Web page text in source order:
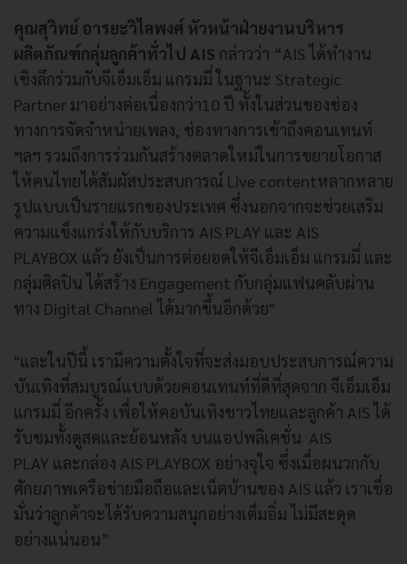
คุณสุวิทย์ อารยะวิไลพงศ์ หัวหน้าฝ่ายงานบริหาร
ผลิตภัณฑ์กลุ่มลูกค้าทั่วไป AIS กล่าวว่า “AIS ได้ทำงาน
เชิงลึกร่วมกับจีเอ็มเอ็ม แกรมมี่ ในฐานะ Strategic
Partner มาอย่างต่อเนื่องกว่า10 ปี ทั้งในส่วนของช่อง
ทางการจัดจำหน่ายเพลง, ช่องทางการเข้าถึงคอนเทนท์
ฯลฯ รวมถึงการร่วมกันสร้างตลาดใหม่ในการขยายโอกาส
ให้คนไทยได้สัมผัสประสบการณ์ Live contentหลากหลาย
รูปแบบเป็นรายแรกของประเทศ ซึ่งนอกจากจะช่วยเสริม
ความแข็งแกร่งให้กับบริการ AIS PLAY และ AIS
PLAYBOX แล้ว ยังเป็นการต่อยอดให้จีเอ็มเอ็ม แกรมมี่ และ
กลุ่มศิลปิน ได้สร้าง Engagement กับกลุ่มแฟนคลับผ่าน
ทาง Digital Channel ได้มากขึ้นอีกด้วย"
"และในปีนี้ เรามีความตั้งใจที่จะส่งมอบประสบการณ์ความ
บันเทิงที่สมบูรณ์แบบด้วยคอนเทนท์ที่ดีที่สุดจาก จีเอ็มเอ็ม
แกรมมี่ อีกครั้ง เพื่อให้คอบันเทิงชาวไทยและลูกค้า AIS ได้
รับชมทั้งดูสดและย้อนหลัง บนแอปพลิเคชั่น AIS
PLAY และกล่อง AIS PLAYBOX อย่างจุใจ ซึ่งเมื่อผนวกกับ
ศักยภาพเครือข่ายมือถือและเน็ตบ้านของ AIS แล้ว เราเชื่อ
มั่นว่าลูกค้าจะได้รับความสนุกอย่างเต็มอิ่ม ไม่มีสะดุด
อย่างแน่นอน”